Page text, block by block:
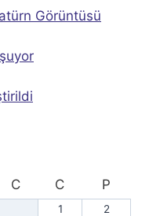
Görüntüsü
C C P
1
2